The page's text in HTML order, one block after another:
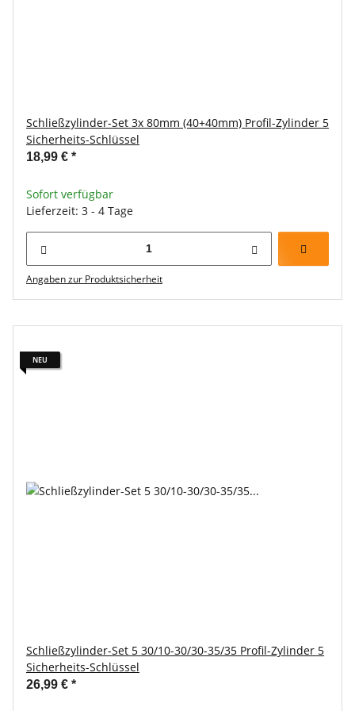
Schließzylinder-Set 3x 80mm (40+40mm) Profil-Zylinder 5
Sicherheits-Schlüssel
18,99 € *
Sofort verfügbar
Lieferzeit: 3 - 4 Tage
Angaben zur Produktsicherheit
NEU
Schließzylinder-Set 5 30/10-30/30-35/35 Profil-Zylinder 5
Sicherheits-Schlüssel
26,99 € *